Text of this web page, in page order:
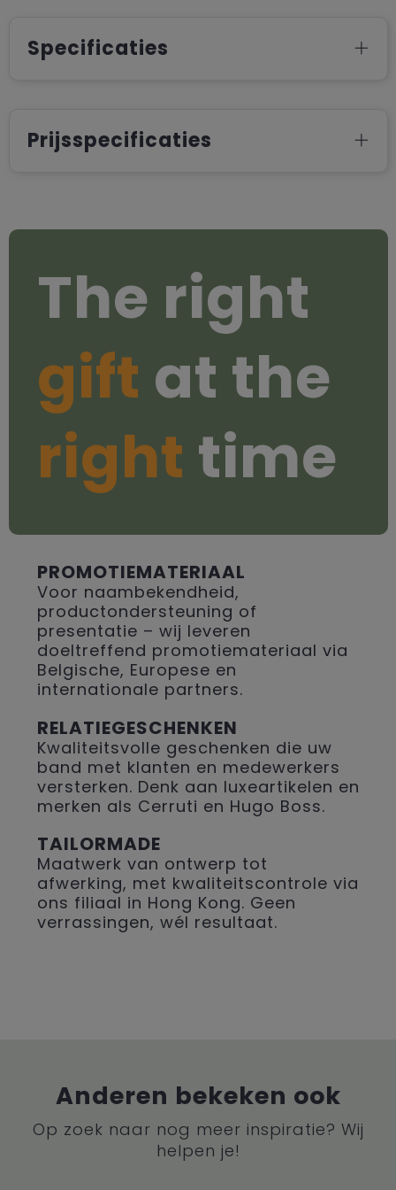
Specificaties
Prijsspecificaties
The right
gift at the
right time
PROMOTIEMATERIAAL
Voor naambekendheid,
productondersteuning of
presentatie – wij leveren
doeltreffend promotiemateriaal via
Belgische, Europese en
internationale partners.
RELATIEGESCHENKEN
Kwaliteitsvolle geschenken die uw
band met klanten en medewerkers
versterken. Denk aan luxeartikelen en
merken als Cerruti en Hugo Boss.
TAILORMADE
Maatwerk van ontwerp tot
afwerking, met kwaliteitscontrole via
ons filiaal in Hong Kong. Geen
verrassingen, wél resultaat.
Anderen bekeken ook
Op zoek naar nog meer inspiratie? Wij
helpen je!